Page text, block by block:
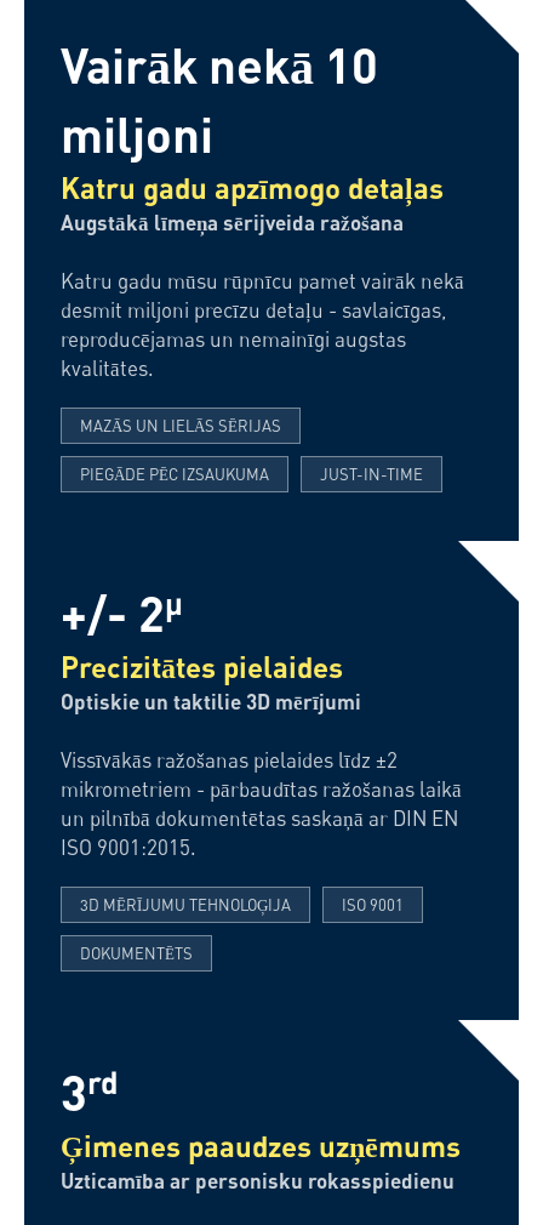
Vairāk nekā 10
miljoni
Katru gadu apzīmogo detaļas
Augstākā līmeņa sērijveida ražošana
Katru gadu mūsu rūpnīcu pamet vairāk nekā
desmit miljoni precīzu detaļu - savlaicīgas,
reproducējamas un nemainīgi augstas
kvalitātes.
MAZĀS UN LIELĀS SĒRIJAS
PIEGĀDE PĒC IZSAUKUMA JUST-IN-TIME
+/- 2µ
Precizitātes pielaides
Optiskie un taktilie 3D mērījumi
Vissīvākās ražošanas pielaides līdz ±2
mikrometriem - pārbaudītas ražošanas laikā
un pilnībā dokumentētas saskaņā ar DIN EN
ISO 9001:2015.
3D MĒRĪJUMU TEHNOLOĢIJA ISO 9001
DOKUMENTĒTS
3rd
Ģimenes paaudzes uzņēmums
Uzticamība ar personisku rokasspiedienu